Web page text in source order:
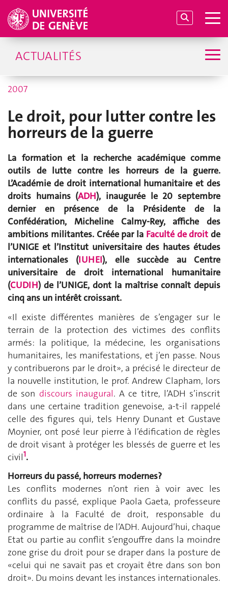
ACTUALITÉS
2007
Le droit, pour lutter contre les
horreurs de la guerre
La formation et la recherche académique comme
outils de lutte contre les horreurs de la guerre.
L’Académie de droit international humanitaire et des
droits humains (ADH), inaugurée le 20 septembre
dernier en présence de la Présidente de la
Confédération, Micheline Calmy-Rey, affiche des
ambitions militantes. Créée par la Faculté de droit de
l’UNIGE et l’Institut universitaire des hautes études
internationales (IUHEI), elle succède au Centre
universitaire de droit international humanitaire
(CUDIH) de l’UNIGE, dont la maîtrise connaît depuis
cinq ans un intérêt croissant.
«Il existe différentes manières de s’engager sur le
terrain de la protection des victimes des conflits
armés: la politique, la médecine, les organisations
humanitaires, les manifestations, et j’en passe. Nous
y contribuerons par le droit», a précisé le directeur de
la nouvelle institution, le prof. Andrew Clapham, lors
de son discours inaugural. A ce titre, l’ADH s’inscrit
dans une certaine tradition genevoise, a-t-il rappelé
celle des figures qui, tels Henry Dunant et Gustave
Moynier, ont posé leur pierre à l’édification de règles
de droit visant à protéger les blessés de guerre et les
civil1.
Horreurs du passé, horreurs modernes?
Les conflits modernes n’ont rien à voir avec les
conflits du passé, explique Paola Gaeta, professeure
ordinaire à la Faculté de droit, responsable du
programme de maîtrise de l’ADH. Aujourd’hui, chaque
Etat ou partie au conflit s’engouffre dans la moindre
zone grise du droit pour se draper dans la posture de
«celui qui ne savait pas et croyait être dans son bon
droit». Du moins devant les instances internationales.